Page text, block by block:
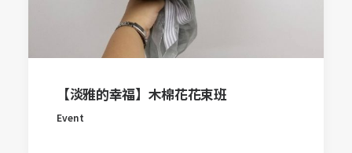
【淡雅的幸福】木棉花花束班
Event